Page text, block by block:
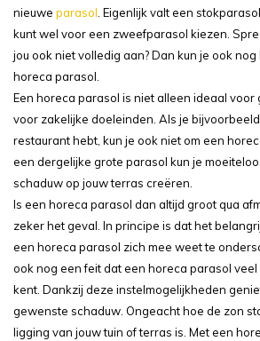
nieuwe parasol. Eigenlijk valt een
kunt wel voor een zweefparasol kiezen.
jou ook niet volledig aan? Dan kun je ook
horeca parasol.
Een horeca parasol is niet alleen ideaal voor
voor zakelijke doeleinden. Als je
restaurant hebt, kun je ook niet om een
een dergelijke grote parasol kun je
schaduw op jouw terras creëren.
Is een horeca parasol dan altijd groot qua
zeker het geval. In principe is dat het
een horeca parasol zich mee weet te
ook nog een feit dat een horeca parasol
kent. Dankzij deze instelmogelijkheden
gewenste schaduw. Ongeacht hoe de zon
ligging van jouw tuin of terras is. Met een